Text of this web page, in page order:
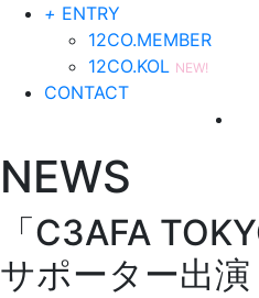
+ ENTRY
12CO.MEMBER
12CO.KOL NEW!
CONTACT
NEWS
「C3AFA
サポーター出演